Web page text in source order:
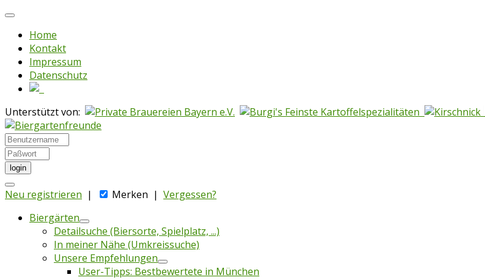
Home
Kontakt
Impressum
Datenschutz
Unterstützt von:
login
Neu registrieren | Merken | Vergessen?
Biergärten
Detailsuche (Biersorte, Spielplatz, ...)
In meiner Nähe (Umkreissuche)
Unsere Empfehlungen
User-Tipps: Bestbewertete in München